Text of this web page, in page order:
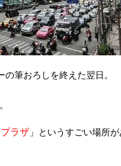
筆おろしを終えた翌日。
ラザ 」というすごい場所